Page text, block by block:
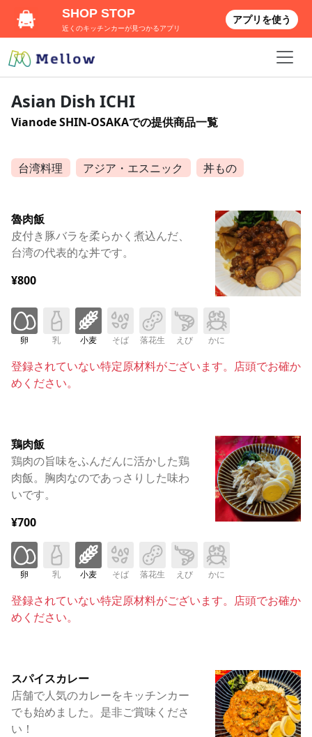
Asian Dish ICHI
Vianode SHIN-OSAKAでの提供商品一覧
台湾料理 アジア・エスニック 丼もの
魯肉飯
皮付き豚バラを柔らかく煮込んだ、
台湾の代表的な丼です。
¥800
卵 乳 小麦 そば 落花生 えび かに
登録されていない特定原材料がございます。店頭でお確か
めください。
鶏肉飯
鶏肉の旨味をふんだんに活かした鶏
肉飯。胸肉なのであっさりした味わ
いです。
¥700
卵 乳 小麦 そば 落花生 えび かに
登録されていない特定原材料がございます。店頭でお確か
めください。
スパイスカレー
店舗で人気のカレーをキッチンカー
でも始めました。是非ご賞味くださ
い！
SHOP STOP
近くのキッチンカーが見つかるアプリ
アプリを使う